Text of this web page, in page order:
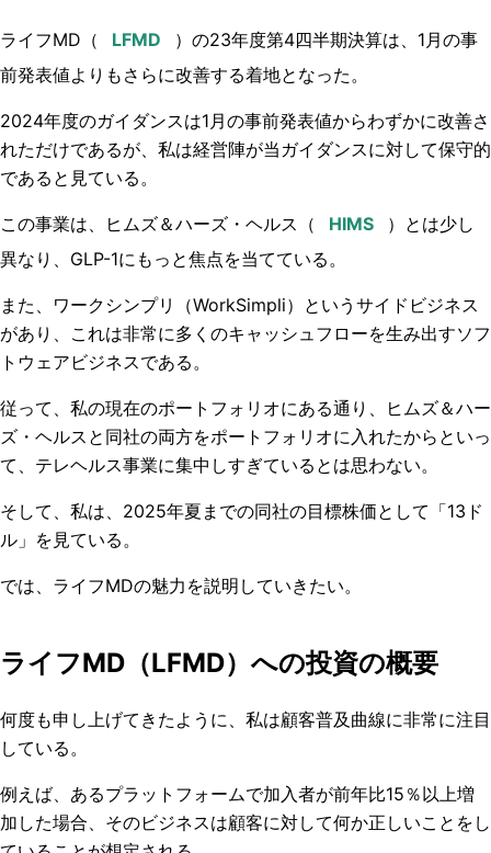
ライフMD （
）の23年度第4四半期決算は、1月の事
前発表値よりもさらに改善する着地となった。
2024年度のガイダンスは1月の事前発表値からわずかに改善さ
れただけであるが、私は経営陣が当ガイダンスに対して保守的
であると見ている。
この事業は、ヒムズ＆ハーズ・ヘルス（
）とは少し
異なり、GLP-1にもっと焦点を当てている。
また、ワークシンプリ（WorkSimpli）というサイドビジネス
があり、これは非常に多くのキャッシュフローを生み出すソフ
トウェアビジネスである。
従って、私の現在のポートフォリオにある通り、ヒムズ＆ハー
ズ・ヘルスと同社の両方をポートフォリオに入れたからといっ
て、テレヘルス事業に集中しすぎているとは思わない。
そして、私は、2025年夏までの同社の目標株価として「13ド
ル」を見ている。
では、ライフMDの魅力を説明していきたい。
ライフMD（LFMD）への投資の概要
何度も申し上げてきたように、私は顧客普及曲線に非常に注目
している。
例えば、あるプラットフォームで加入者が前年比15％以上増
加した場合、そのビジネスは顧客に対して何か正しいことをし